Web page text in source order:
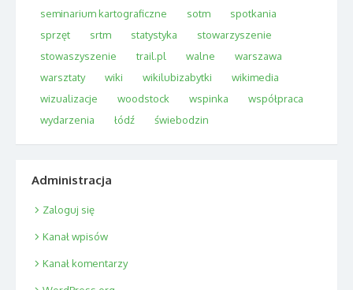
seminarium kartograficzne
sotm
spotkania
sprzęt
srtm statystyka
stowarzyszenie
stowaszyszenie
trail.pl walne
warszawa
warsztaty
wiki wikilubizabytki
wikimedia
wizualizacje
woodstock wspinka
współpraca
wydarzenia
łódź świebodzin
Administracja
Zaloguj się
Kanał wpisów
Kanał komentarzy